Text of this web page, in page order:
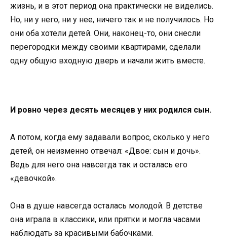
жизнь, и в этот период она практически не виделись.
Но, ни у него, ни у нее, ничего так и не получилось. Но
они оба хотели детей. Они, наконец-то, они снесли
перегородки между своими квартирами, сделали
одну общую входную дверь и начали жить вместе.
И ровно через десять месяцев у них родился сын.
А потом, когда ему задавали вопрос, сколько у него
детей, он неизменно отвечал: «Двое: сын и дочь».
Ведь для него она навсегда так и осталась его
«девочкой».
Она в душе навсегда осталась молодой. В детстве
она играла в классики, или прятки и могла часами
наблюдать за красивыми бабочками.